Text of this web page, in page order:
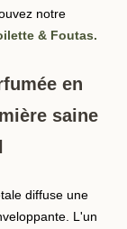
notre
& Foutas.
en
saine
diffuse une
L'un